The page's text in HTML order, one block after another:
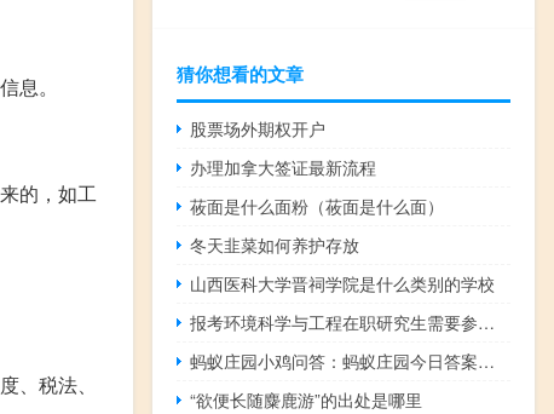
息。
的，如工
、税法、
猜你想看的文章
股票场外期权开户
办理加拿大签证最新流程
莜面是什么面粉（莜面是什么面）
冬天韭菜如何养护存放
山西医科大学晋祠学院是什么类别的学校
报考环境科学与工程在职研究生需要参加哪些考试
蚂蚁庄园小鸡问答：蚂蚁庄园今日答案最新6.3
“欲便长随麋鹿游”的出处是哪里